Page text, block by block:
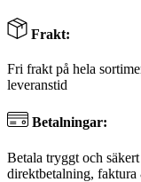
Frakt:
Fri frakt på hela
leveranstid
Betalningar:
Betala tryggt och
direktbetalning,